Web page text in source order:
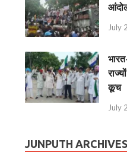
July
कूच
July
JUNPUTH ARCHIVES